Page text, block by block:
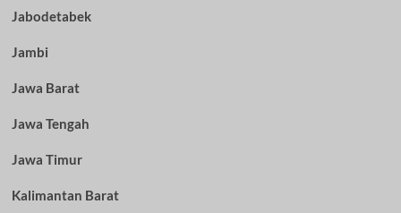
Jabodetabek
Jambi
Jawa Barat
Jawa Tengah
Jawa Timur
Kalimantan Barat